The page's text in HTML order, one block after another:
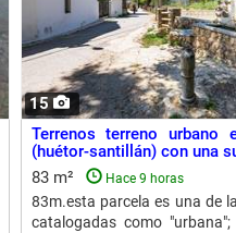
15
Terrenos terreno urbano
(huétor-santillán) con una
83 m²
Hace 9 horas
83m.esta parcela es una de
catalogadas como